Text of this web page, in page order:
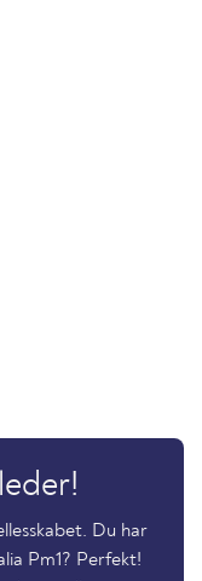
Du har
Pm1? Perfekt!